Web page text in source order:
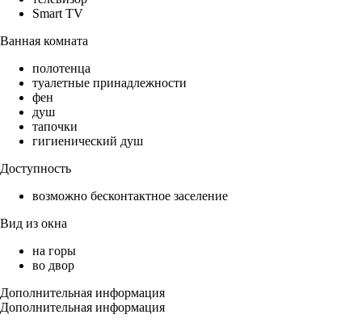
Smart TV
Ванная комната
полотенца
туалетные принадлежности
фен
душ
тапочки
гигиенический душ
Доступность
возможно бесконтактное заселение
Вид из окна
на горы
во двор
Дополнительная информация
Дополнительная информация